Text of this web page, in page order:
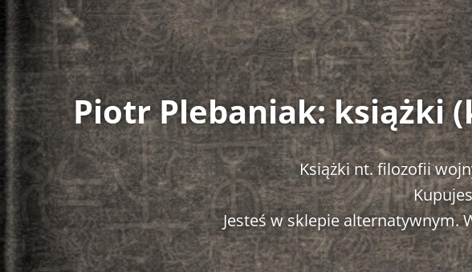
Piotr Plebaniak: książki
Książki nt. filozofii
Jesteś w sklepie alternatywnym.